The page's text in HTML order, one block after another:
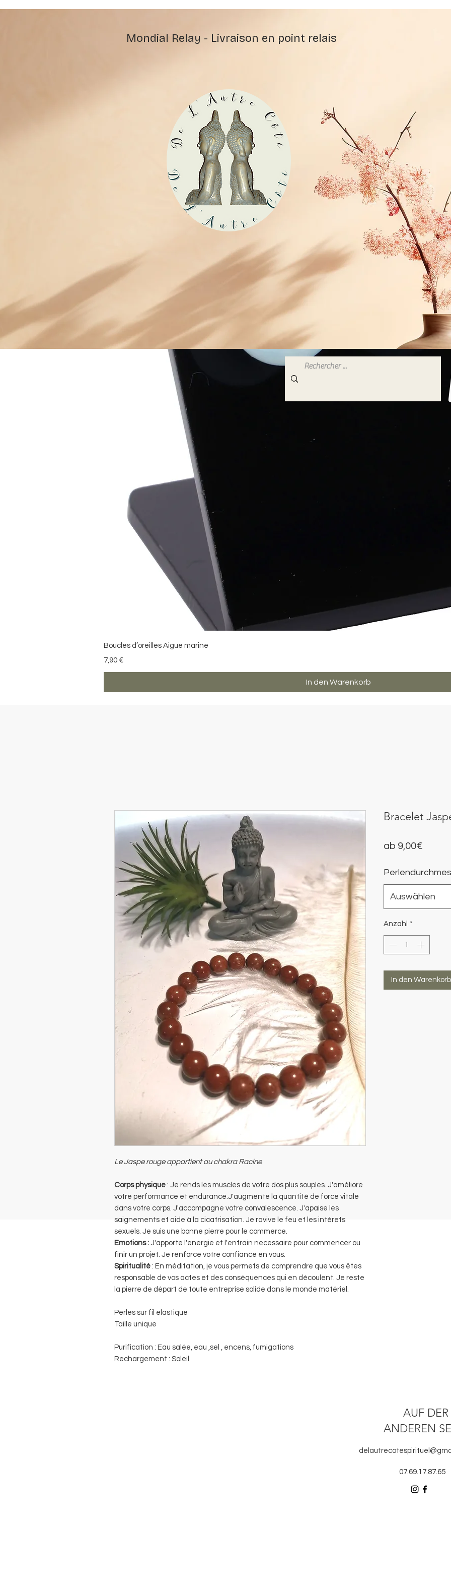
Mondial Relay - Livraison en point relais
Boucles d’oreilles Aigue marine
Preis
7,90 €
In den Warenkorb
Le Jaspe rouge appartient au chakra Racine
Corps physique : Je rends les muscles de votre dos plus souples. J'améliore
votre performance et endurance.J'augmente la quantité de force vitale
dans votre corps. J'accompagne votre convalescence. J'apaise les
saignements et aide à la cicatrisation. Je ravive le feu et les intérets
sexuels. Je suis une bonne pierre pour le commerce.
Emotions : J'apporte l'energie et l'entrain necessaire pour commencer ou
finir un projet. Je renforce votre confiance en vous.
Spiritualité : En méditation, je vous permets de comprendre que vous êtes
responsable de vos actes et des conséquences qui en découlent. Je reste
la pierre de départ de toute entreprise solide dans le monde matériel.
Perles sur fil elastique
Taille unique
Purification : Eau salée, eau ,sel , encens, fumigations
Rechargement : Soleil
Bracelet
ab 9,00€Sale-
Auswählen
Anzahl *
In den Warenkorb
AUF DER
ANDEREN
07.69.17.87.65